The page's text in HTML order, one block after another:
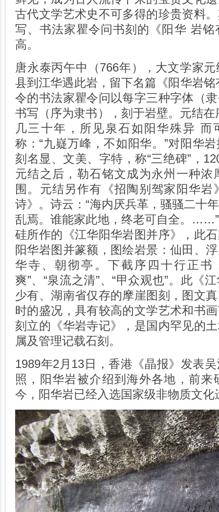
古代文学艺术史不可多得的珍贵资料
写、书法家瞿令问书刻的《阳华 岩
高。
唐永泰丙午中（766年），大文学家
县到江华遇此岩，留下名篇《阳华岩
令的书法家瞿令问以每字三种字体（
书写（序为隶书），刻于岩壁。元结在
几三十年，所见泉石如阳华殊异 而
称：“九嶷万峰，不如阳华。”对阳华
刻名显、文美、字特，称“三绝碑”，
元结之后，勒石铭文成为永州一种浓
围。元结另作有《招陶别驾家阳华岩
诗》。诗云：“海内厌兵革，骚骚二十
乱焉。谁能家此地，终老可自全。
硅所作的《江华阳华岩图并序》，此
阳华岩图并篆额，图绘岩景：仙田、
华寺、朝彻亭。下截序四十行正书
爽”、 “泉流之清”、“甲众观也”。 此《
少有、湖南省仅存的摩崖图刻，图文
时的盛况，具有较高的文学艺术和书
刻立的《华岩寺记》，是国内罕见的
属及管理记载石刻。
1989年2 月 13 日，香港《晶报》发表
照，阳华岩被介绍到海外各地，前来
今，阳华岩已经入选国家级非物质文化